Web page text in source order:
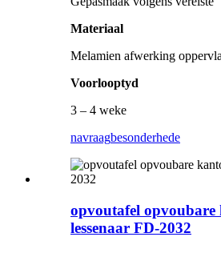
Materiaal
Melamien afwerking
Voorlooptyd
3 – 4 weke
navraagbesonderhede
opvoutafel
lessenaar FD-2032